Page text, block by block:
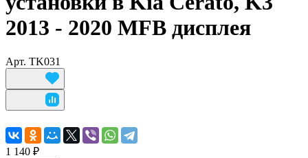
2013 - 2020 MFB дисплея
Арт. TK031
1 140 ₽